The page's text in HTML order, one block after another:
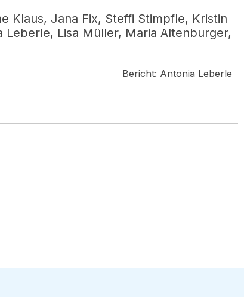
Klaus, Jana Fix, Steffi Stimpfle, Kristin
Lisa Müller, Maria Altenburger,
Bericht: Antonia Leberle